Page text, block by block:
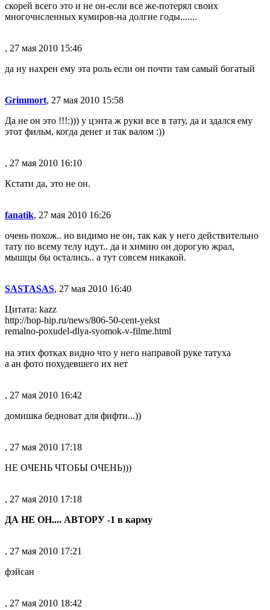
скорей всего это и не он-если все же-потерял своих
многочисленных кумиров-на долгие годы.......
, 27 мая 2010 15:46
да ну нахрен ему эта роль если он почти там самый богатый
Grimmort, 27 мая 2010 15:58
Да не он это !!!:))) у цэнта ж руки все в тату, да и здался ему
этот фильм, когда денег и так валом :))
, 27 мая 2010 16:10
Кстати да, это не он.
fanatik, 27 мая 2010 16:26
очень похож.. но видимо не он, так как у него действительно
тату по всему телу идут.. да и химию он дорогую жрал,
мышцы бы остались.. а тут совсем никакой.
SASTASAS, 27 мая 2010 16:40
Цитата: kazz
http://hop-hip.ru/news/806-50-cent-yekst
remalno-poxudel-dlya-syomok-v-filme.html
на этих фотках видно что у него направой руке татуха
а ан фото похудевшего их нет
, 27 мая 2010 16:42
домишка бедноват для фифти...))
, 27 мая 2010 17:18
НЕ ОЧЕНЬ ЧТОБЫ ОЧЕНЬ)))
, 27 мая 2010 17:18
ДА НЕ ОН.... АВТОРУ -1 в карму
, 27 мая 2010 17:21
фэйсан
, 27 мая 2010 18:42